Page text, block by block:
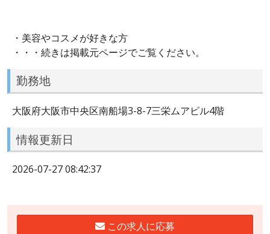
・美容やコスメが好きな方
・・・続きは掲載元ページでご覧ください。
勤務地
大阪府大阪市中央区南船場3-8-7三栄ムアビル4階
情報更新日
2026-07-27 08:42:37
この求人に応募